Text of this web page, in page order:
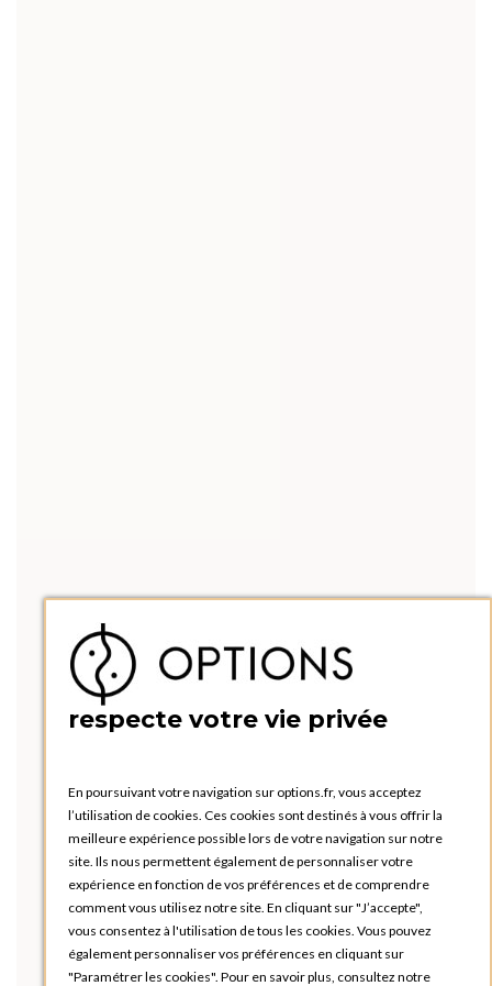
respecte votre vie privée
En poursuivant votre navigation sur options.fr, vous acceptez
l’utilisation de cookies. Ces cookies sont destinés à vous offrir la
meilleure expérience possible lors de votre navigation sur notre
site. Ils nous permettent également de personnaliser votre
expérience en fonction de vos préférences et de comprendre
comment vous utilisez notre site. En cliquant sur "J’accepte",
vous consentez à l'utilisation de tous les cookies. Vous pouvez
également personnaliser vos préférences en cliquant sur
"Paramétrer les cookies". Pour en savoir plus, consultez notre